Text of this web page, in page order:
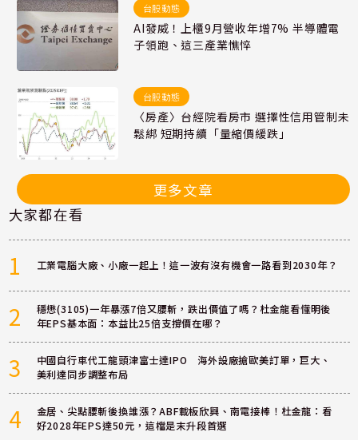
台股動態
AI發威！上櫃9月營收年增7% 半導體電
子領跑、這三產業憔悴
台股動態
〈房產〉台經院看房市 選擇性信用管制未
鬆綁 短期持續「量縮價緩跌」
更多文章
大家都在看
1 工業電腦大廠、小廠一起上！這一波有沒有機會一路看到2030年？
2
穩懋(3105)一年暴漲7倍又腰斬，跌出價值了嗎？杜金龍看懂明後
年EPS基本面：本益比25倍支撐價在哪？
3
中國自行車代工龍頭津富士達IPO 海外設廠搶歐美訂單，巨大、
美利達同步調整布局
4
金居、尖點腰斬後換誰漲？ABF載板欣興、南電接棒！杜金龍：看
好2028年EPS達50元，這檔是末升段首選